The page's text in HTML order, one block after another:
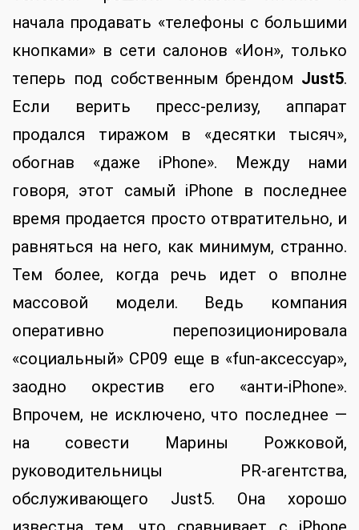
начала продавать «телефоны с большими
кнопками» в сети салонов «Ион», только
теперь под собственным брендом Just5.
Если верить пресс-релизу, аппарат
продался тиражом в «десятки тысяч»,
обогнав «даже iPhone». Между нами
говоря, этот самый iPhone в последнее
время продается просто отвратительно, и
равняться на него, как минимум, странно.
Тем более, когда речь идет о вполне
массовой модели. Ведь компания
оперативно перепозиционировала
«социальный» CP09 еще в «fun-аксессуар»,
заодно окрестив его «анти-iPhone».
Впрочем, не исключено, что последнее —
на совести Марины Рожковой,
руководительницы PR-агентства,
обслуживающего Just5. Она хорошо